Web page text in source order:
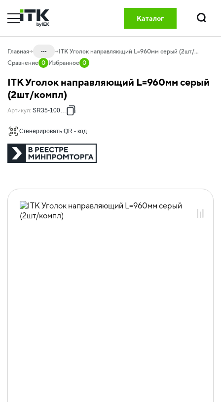
Каталог
Поиск
Главная ...
20.01 Шкафы телекоммуникационные
20.01.08 Комплектующие и
аксессуары для шкафов и стоек
20.01.08.01 Полки, уголки, ящики
ITK Уголок направляющий L=960мм серый (2шт/компл)
Сравнение 0 Избранное 0
ITK Уголок направляющий L=960мм серый
(2шт/компл)
Артикул: SR35-1000-R
Сгенерировать QR - код